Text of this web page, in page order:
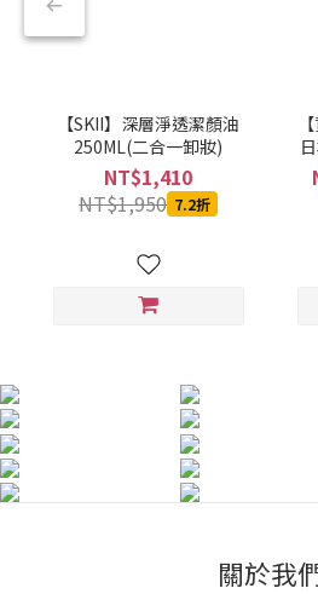
【SKII】深層淨透潔顏油
250ML(二合一卸妝)
NT$1,410
NT$1,950 7.2折
關於我